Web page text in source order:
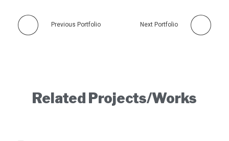
Previous Portfolio Next Portfolio
Related Projects/Works